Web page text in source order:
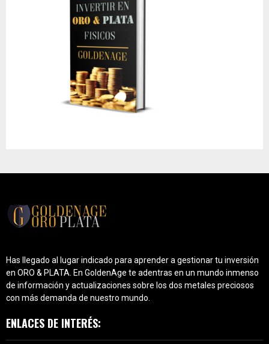
Has llegado al lugar indicado para aprender a gestionar tu inversión
en ORO & PLATA. En GoldenAge te adentras en un mundo inmenso
de información y actualizaciones sobre los dos metales preciosos
con más demanda de nuestro mundo.
ENLACES DE INTERÉS: